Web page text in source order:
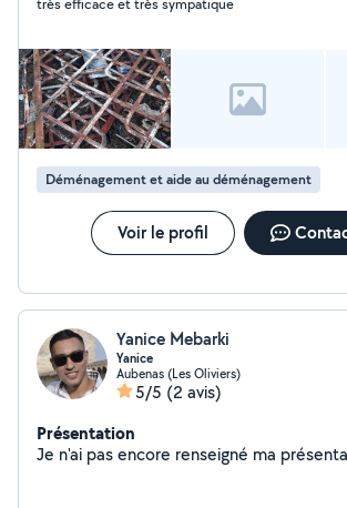
très efficace et très sympatique
Déménagement et aide au déménagement
Voir le profil
Yanice Mebarki
Yanice
Aubenas (Les Oliviers)
5/5 (2 avis)
Présentation
Je n'ai pas encore